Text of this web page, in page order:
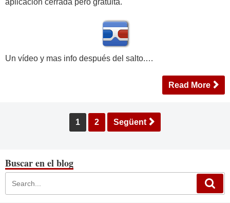
aplicación cerrada pero gratuita.
Un vídeo y mas info después del salto.…
Read More
entrades
1 2 Següent
Buscar en el blog